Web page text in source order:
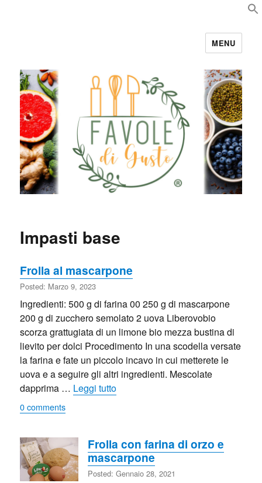
MENU
Impasti base
Frolla al mascarpone
Posted: Marzo 9, 2023
Ingredienti: 500 g di farina 00 250 g di mascarpone
200 g di zucchero semolato 2 uova Liberovobio
scorza grattugiata di un limone bio mezza bustina di
lievito per dolci Procedimento In una scodella versate
la farina e fate un piccolo incavo in cui metterete le
uova e a seguire gli altri ingredienti. Mescolate
dapprima … Leggi tutto“Frolla al mascarpone”
0 comments
Frolla con farina di orzo e
mascarpone
Posted: Gennaio 28, 2021